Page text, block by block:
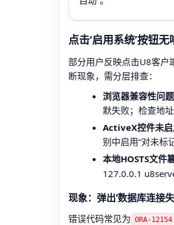
点击‘启用系统’按钮
部分用户反映点击U8客户
断现象，需分层排查：
浏览器兼容性问题
默失败；检查地
ActiveX控件未
别中启用“对未标
本地HOSTS文件
127.0.0.1
现象：弹出‘数据库连接
错误代码常见为 ORA-12154